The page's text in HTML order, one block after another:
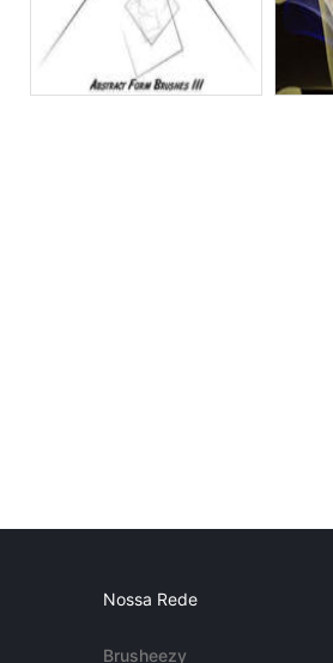
Nossa Rede
Brusheezy